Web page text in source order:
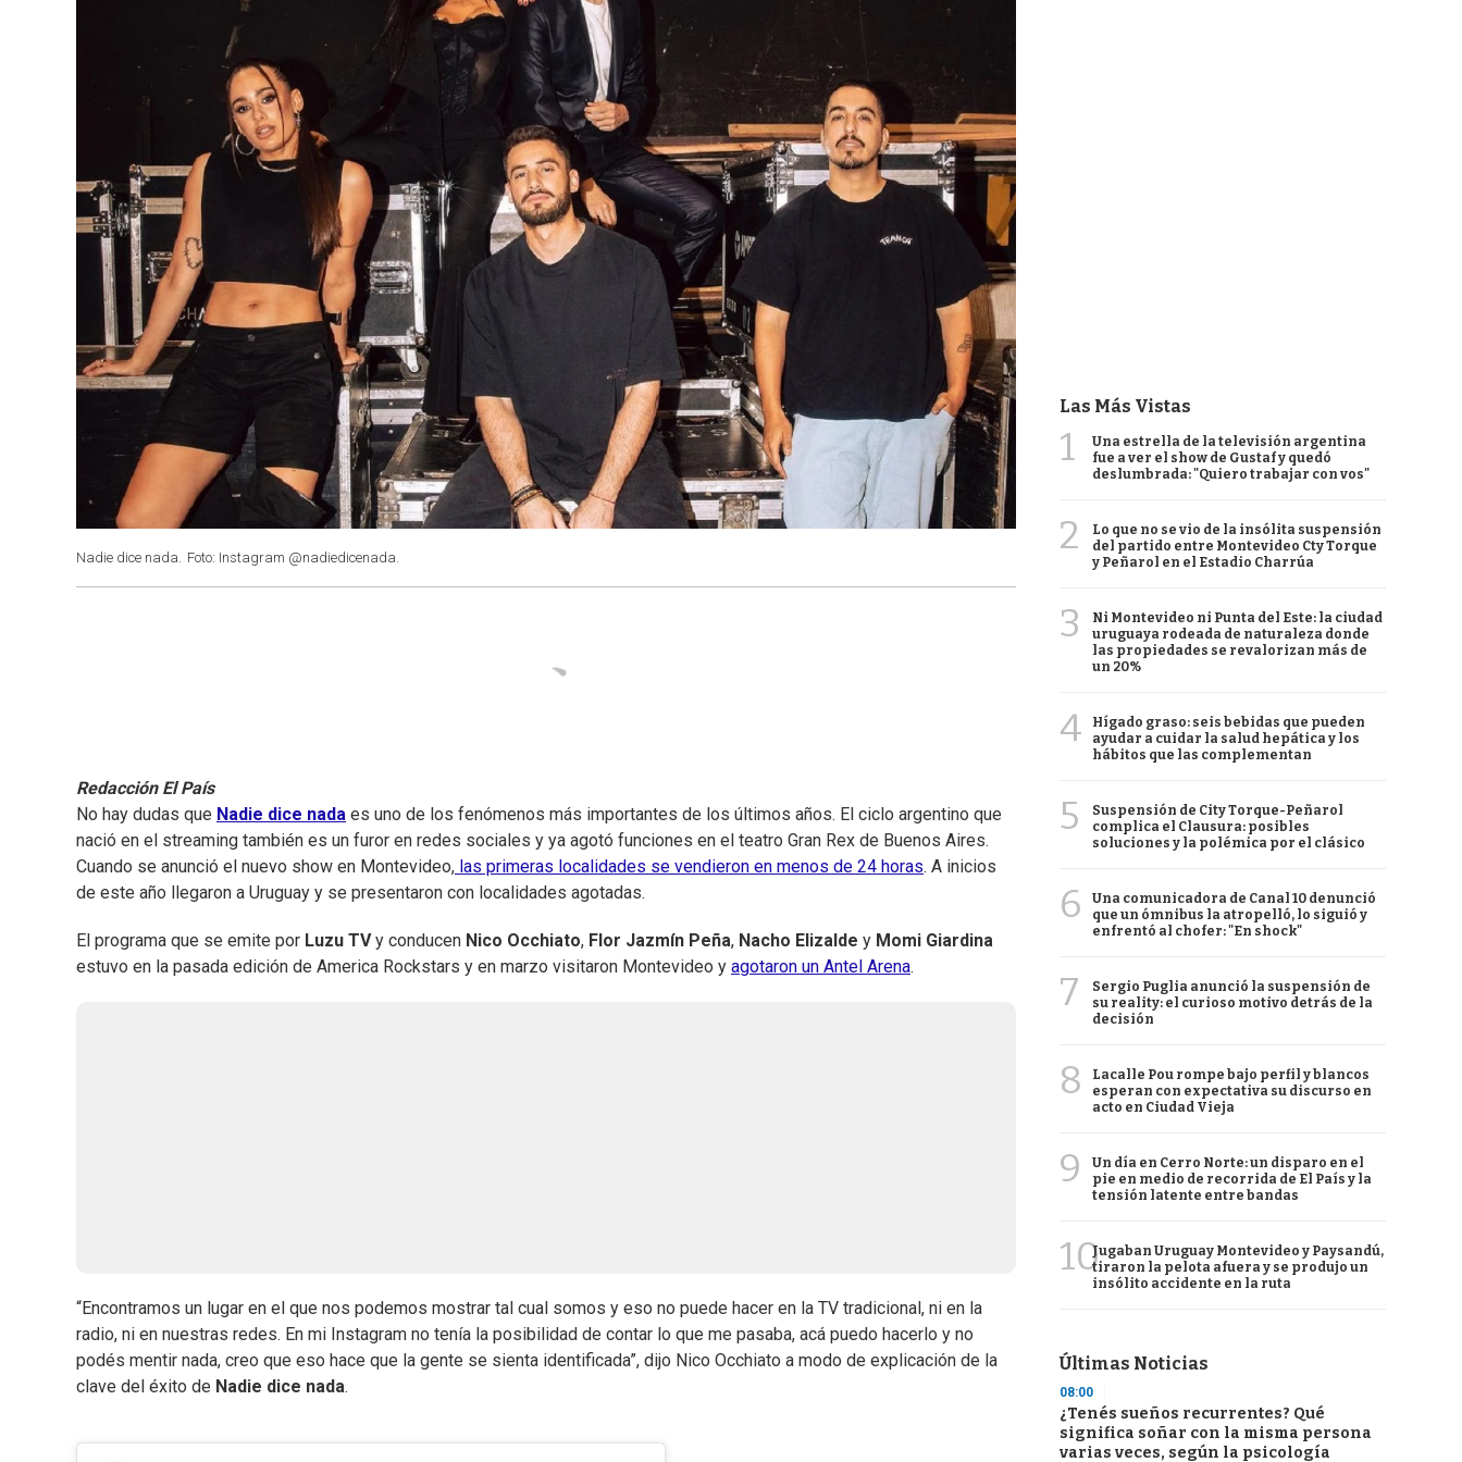
Nadie dice nada. Foto: Instagram @nadiedicenada.
Redacción El País
No hay dudas que Nadie dice nada es uno de los fenómenos más importantes de los últimos años. El ciclo argentino que
nació en el streaming también es un furor en redes sociales y ya agotó funciones en el teatro Gran Rex de Buenos Aires.
Cuando se anunció el nuevo show en Montevideo, las primeras localidades se vendieron en menos de 24 horas. A inicios
de este año llegaron a Uruguay y se presentaron con localidades agotadas.
El programa que se emite por Luzu TVy conducen Nico Occhiato, Flor Jazmín Peña, Nacho Elizalde y Momi Giardina
estuvo en la pasada edición de America Rockstars y en marzo visitaron Montevideo y agotaron un Antel Arena.
“Encontramos un lugar en el que nos podemos mostrar tal cual somos y eso no puede hacer en la TV tradicional, ni en la
radio, ni en nuestras redes. En mi Instagram no tenía la posibilidad de contar lo que me pasaba, acá puedo hacerlo y no
podés mentir nada, creo que eso hace que la gente se sienta identificada”, dijo Nico Occhiato a modo de explicación de la
clave del éxito de Nadie dice nada.
Las Más Vistas
1
Una estrella de la televisión argentina
fue a ver el show de Gustaf y quedó
deslumbrada: "Quiero trabajar con vos"
2
Lo que no se vio de la insólita suspensión
del partido entre Montevideo Cty Torque
y Peñarol en el Estadio Charrúa
3
Ni Montevideo ni Punta del Este: la ciudad
uruguaya rodeada de naturaleza donde
las propiedades se revalorizan más de
un 20%
4
Hígado graso: seis bebidas que pueden
ayudar a cuidar la salud hepática y los
hábitos que las complementan
5
Suspensión de City Torque-Peñarol
complica el Clausura: posibles
soluciones y la polémica por el clásico
6
Una comunicadora de Canal 10 denunció
que un ómnibus la atropelló, lo siguió y
enfrentó al chofer: "En shock"
7
Sergio Puglia anunció la suspensión de
su reality: el curioso motivo detrás de la
decisión
8
Lacalle Pou rompe bajo perfil y blancos
esperan con expectativa su discurso en
acto en Ciudad Vieja
9
Un día en Cerro Norte: un disparo en el
pie en medio de recorrida de El País y la
tensión latente entre bandas
10Jugaban Uruguay Montevideo y Paysandú,
tiraron la pelota afuera y se produjo un
insólito accidente en la ruta
Últimas Noticias
08:00
¿Tenés sueños recurrentes? Qué
significa soñar con la misma persona
varias veces, según la psicología